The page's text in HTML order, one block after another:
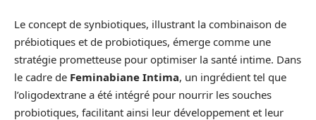
Le concept de synbiotiques, illustrant la combinaison de
prébiotiques et de probiotiques, émerge comme une
stratégie prometteuse pour optimiser la santé intime. Dans
le cadre de Feminabiane Intima, un ingrédient tel que
l’oligodextrane a été intégré pour nourrir les souches
probiotiques, facilitant ainsi leur développement et leur